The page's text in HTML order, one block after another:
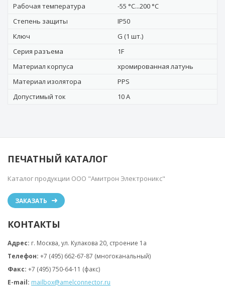
Рабочая температура
-55 °C...200 °C
Степень защиты
IP50
Ключ
G (1 шт.)
Серия разъема
1F
Материал корпуса
хромированная латунь
Материал изолятора
PPS
Допустимый ток
10 А
ПЕЧАТНЫЙ КАТАЛОГ
Каталог продукции ООО "Амитрон Электроникс"
ЗАКАЗАТЬ
КОНТАКТЫ
Адрес: г. Москва, ул. Кулакова 20, строение 1a
Телефон: +7 (495) 662-67-87 (многоканальный)
Факс: +7 (495) 750-64-11 (факс)
E-mail: mailbox@amelconnector.ru